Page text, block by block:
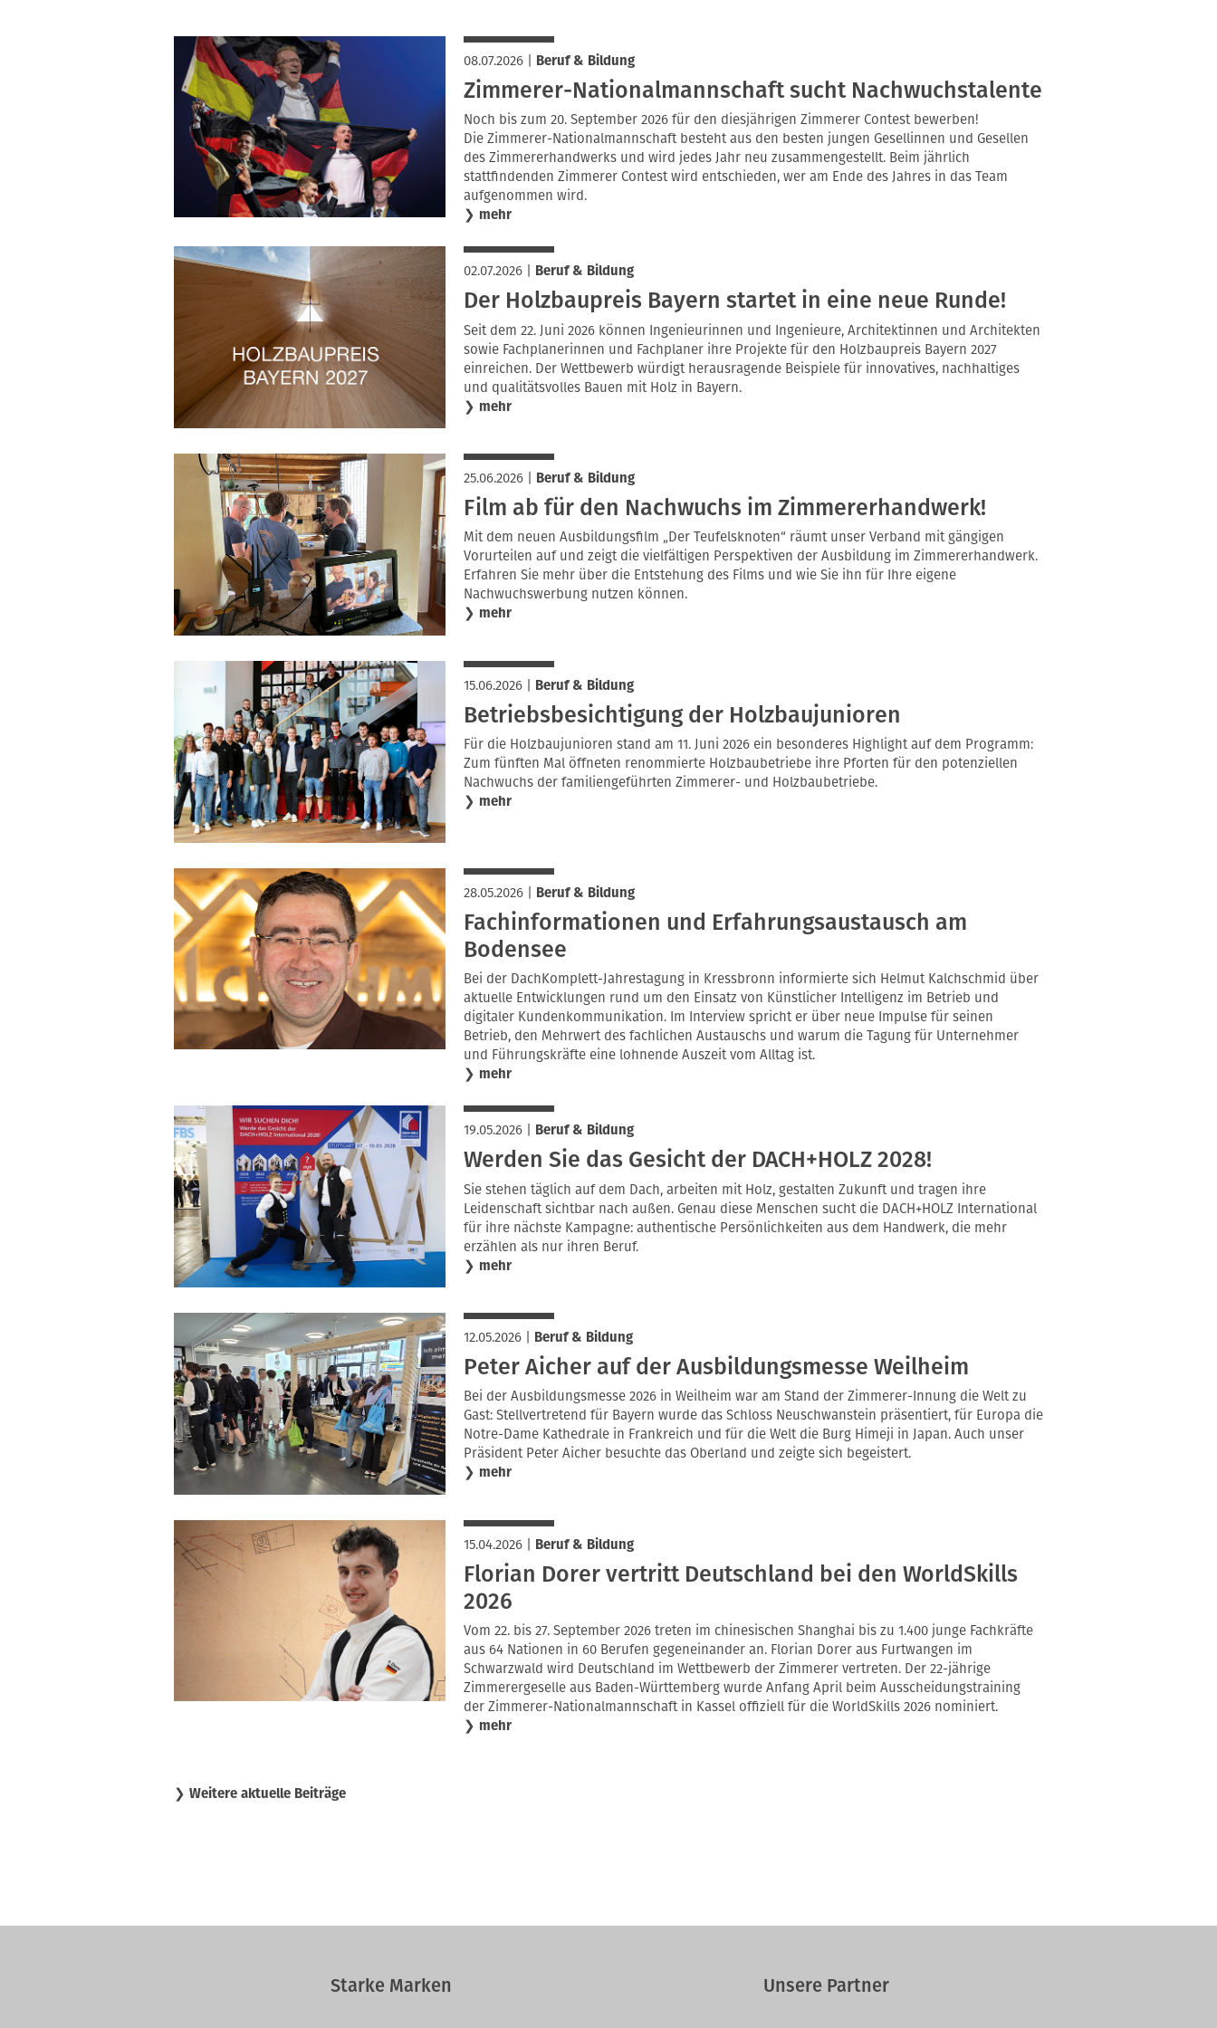
08.07.2026| Beruf & Bildung
Zimmerer-Nationalmannschaft sucht Nachwuchstalente
Noch bis zum 20. September 2026 für den diesjährigen Zimmerer Contest bewerben!
Die Zimmerer-Nationalmannschaft besteht aus den besten jungen Gesellinnen und Gesellen
des Zimmererhandwerks und wird jedes Jahr neu zusammengestellt. Beim jährlich
stattfindenden Zimmerer Contest wird entschieden, wer am Ende des Jahres in das Team
aufgenommen wird.
❯ mehr
02.07.2026| Beruf & Bildung
Der Holzbaupreis Bayern startet in eine neue Runde!
Seit dem 22. Juni 2026 können Ingenieurinnen und Ingenieure, Architektinnen und Architekten
sowie Fachplanerinnen und Fachplaner ihre Projekte für den Holzbaupreis Bayern 2027
einreichen. Der Wettbewerb würdigt herausragende Beispiele für innovatives, nachhaltiges
und qualitätsvolles Bauen mit Holz in Bayern.
❯ mehr
25.06.2026| Beruf & Bildung
Film ab für den Nachwuchs im Zimmererhandwerk!
Mit dem neuen Ausbildungsfilm „Der Teufelsknoten“ räumt unser Verband mit gängigen
Vorurteilen auf und zeigt die vielfältigen Perspektiven der Ausbildung im Zimmererhandwerk.
Erfahren Sie mehr über die Entstehung des Films und wie Sie ihn für Ihre eigene
Nachwuchswerbung nutzen können.
❯ mehr
15.06.2026| Beruf & Bildung
Betriebsbesichtigung der Holzbaujunioren
Für die Holzbaujunioren stand am 11. Juni 2026 ein besonderes Highlight auf dem Programm:
Zum fünften Mal öffneten renommierte Holzbaubetriebe ihre Pforten für den potenziellen
Nachwuchs der familiengeführten Zimmerer- und Holzbaubetriebe.
❯ mehr
28.05.2026| Beruf & Bildung
Fachinformationen und Erfahrungsaustausch am
Bodensee
Bei der DachKomplett-Jahrestagung in Kressbronn informierte sich Helmut Kalchschmid über
aktuelle Entwicklungen rund um den Einsatz von Künstlicher Intelligenz im Betrieb und
digitaler Kundenkommunikation. Im Interview spricht er über neue Impulse für seinen
Betrieb, den Mehrwert des fachlichen Austauschs und warum die Tagung für Unternehmer
und Führungskräfte eine lohnende Auszeit vom Alltag ist.
❯ mehr
19.05.2026| Beruf & Bildung
Werden Sie das Gesicht der DACH+HOLZ 2028!
Sie stehen täglich auf dem Dach, arbeiten mit Holz, gestalten Zukunft und tragen ihre
Leidenschaft sichtbar nach außen. Genau diese Menschen sucht die DACH+HOLZ International
für ihre nächste Kampagne: authentische Persönlichkeiten aus dem Handwerk, die mehr
erzählen als nur ihren Beruf.
❯ mehr
12.05.2026| Beruf & Bildung
Peter Aicher auf der Ausbildungsmesse Weilheim
Bei der Ausbildungsmesse 2026 in Weilheim war am Stand der Zimmerer-Innung die Welt zu
Gast: Stellvertretend für Bayern wurde das Schloss Neuschwanstein präsentiert, für Europa die
Notre-Dame Kathedrale in Frankreich und für die Welt die Burg Himeji in Japan. Auch unser
Präsident Peter Aicher besuchte das Oberland und zeigte sich begeistert.
❯ mehr
15.04.2026| Beruf & Bildung
Florian Dorer vertritt Deutschland bei den WorldSkills
2026
Vom 22. bis 27. September 2026 treten im chinesischen Shanghai bis zu 1.400 junge Fachkräfte
aus 64 Nationen in 60 Berufen gegeneinander an. Florian Dorer aus Furtwangen im
Schwarzwald wird Deutschland im Wettbewerb der Zimmerer vertreten. Der 22-jährige
Zimmerergeselle aus Baden-Württemberg wurde Anfang April beim Ausscheidungstraining
der Zimmerer-Nationalmannschaft in Kassel offiziell für die WorldSkills 2026 nominiert.
❯ mehr
❯ Weitere aktuelle Beiträge
Starke Marken Unsere Partner